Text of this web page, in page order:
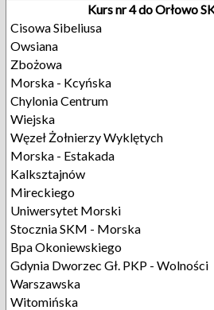
Kurs nr 4 do Orłowo
Cisowa Sibeliusa
Owsiana
Zbożowa
Morska - Kcyńska
Chylonia Centrum
Wiejska
Węzeł Żołnierzy Wyklętych
Morska - Estakada
Kalksztajnów
Mireckiego
Uniwersytet Morski
Stocznia SKM - Morska
Bpa Okoniewskiego
Gdynia Dworzec Gł. PKP - Wolności
Warszawska
Witomińska